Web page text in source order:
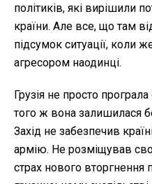
політиків, які вирішили
країни. Але все, що там
підсумок ситуації, коли
агресором наодинці.
Грузія не просто
того ж вона залишилася
Захід не забезпечив
армію. Не розміщував
страх нового вторгнення